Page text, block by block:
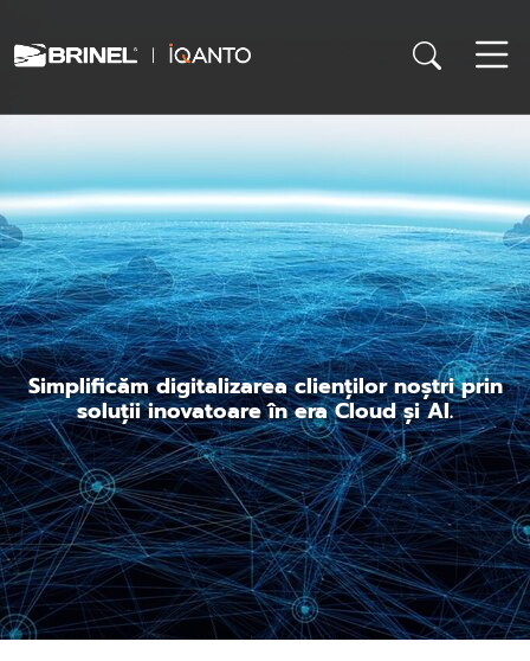
Simplificăm digitalizarea clienților noștri prin
soluții inovatoare în era Cloud și AI.